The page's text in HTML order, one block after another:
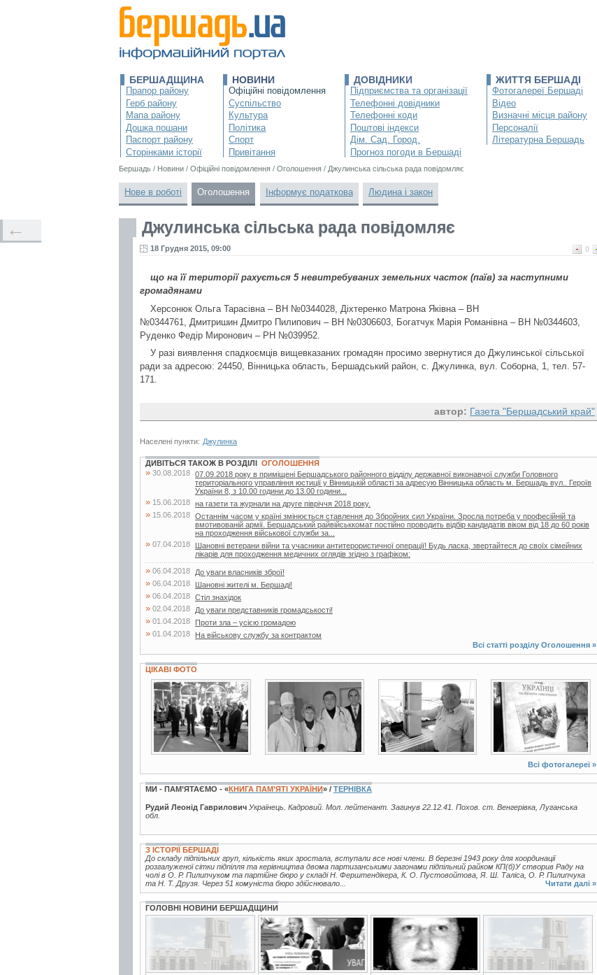
БЕРШАДЩИНА
Прапор району
Герб району
Мапа району
Дошка пошани
Паспорт району
Сторінками історії
НОВИНИ
Офіційні повідомлення
Суспільство
Культура
Політика
Спорт
Привітання
ДОВІДНИКИ
Підприємства та організації
Телефонні довідники
Телефонні коди
Поштові індекси
Дім. Сад. Город.
Прогноз погоди в Бершаді
ЖИТТЯ БЕРШАДІ
Фотогалереї Бершаді
Відео
Визначні місця району
Персоналії
Літературна Бершадь
Бершадь / Новини / Офіційні повідомлення / Оголошення / Джулинська сільська рада повідомляє
Нове в роботі Оголошення Інформує податкова Людина і закон
Джулинська сільська рада повідомляє
0
18 Грудня 2015, 09:00
що на її території рахується 5 невитребуваних земельних часток (паїв) за наступними
громадянами
Херсонюк Ольга Тарасівна – ВН №0344028, Діхтеренко Матрона Яківна – ВН
№0344761, Дмитришин Дмитро Пилипович – ВН №0306603, Богатчук Марія Романівна – ВН №0344603,
Руденко Федір Миронович – РН №039952.
У разі виявлення спадкоємців вищевказаних громадян просимо звернутися до Джулинської сільської
ради за адресою: 24450, Вінницька область, Бершадський район, с. Джулинка, вул. Соборна, 1, тел. 57-
171.
автор: Газета "Бершадський край"
Населені пункти: Джулинка
←
ДИВІТЬСЯ ТАКОЖ В РОЗДІЛІ ОГОЛОШЕННЯ
» 30.08.2018 07.09.2018 року в приміщені Бершадського районного відділу державної виконавчої служби Головного
територіального управління юстиції у Вінницькій області за адресую Вінницька область м. Бершадь вул.. Героїв
України 8, з 10.00 години до 13.00 години...
» 15.06.2018 на газети та журнали на друге півріччя 2018 року.
» 15.06.2018 Останнім часом у країні змінюється ставлення до Збройних сил України. Зросла потреба у професійній та
вмотивованій армії. Бершадський райвійськкомат постійно проводить відбір кандидатів віком від 18 до 60 років
на проходження військової служби за...
» 07.04.2018
Шановні ветерани війни та учасники антитерористичної операції! Будь ласка, звертайтеся до своїх сімейних
лікарів для проходження медичних оглядів згідно з графіком:
» 06.04.2018 До уваги власників зброї!
» 06.04.2018 Шановні жителі м. Бершаді!
» 06.04.2018 Стіл знахідок
» 02.04.2018 До уваги представників громадськості!
» 01.04.2018 Проти зла – усією громадою
» 01.04.2018
На військову службу за контрактом
Всі статті розділу Оголошення »
ЦІКАВІ ФОТО
6 фото 2 фото
Всі фотогалереї »
МИ - ПАМ’ЯТАЄМО - «КНИГА ПАМ’ЯТІ УКРАЇНИ» / ТЕРНІВКА
Рудий Леонід Гаврилович Українець. Кадровий. Мол. лейтенант. Загинув 22.12.41. Похов. ст. Венгерівка, Луганська
обл.
З ІСТОРІЇ БЕРШАДІ
До складу підпільних груп, кількість яких зростала, вступали все нові члени. В березні 1943 року для координації
розгалуженої сітки підпілля та керівництва двома партизанськими загонами підпільний райком КП(б)У створив Раду на
чолі в О. Р. Пилипчуком та партійне бюро у складі Н. Ферштендікера, К. О. Пустовойтова, Я. Ш. Таліса, О. Р. Пилипчука
та Н. Т. Друзя. Через 51 комуніста бюро здійснювало...
Читати далі »
ГОЛОВНІ НОВИНИ БЕРШАДЩИНИ